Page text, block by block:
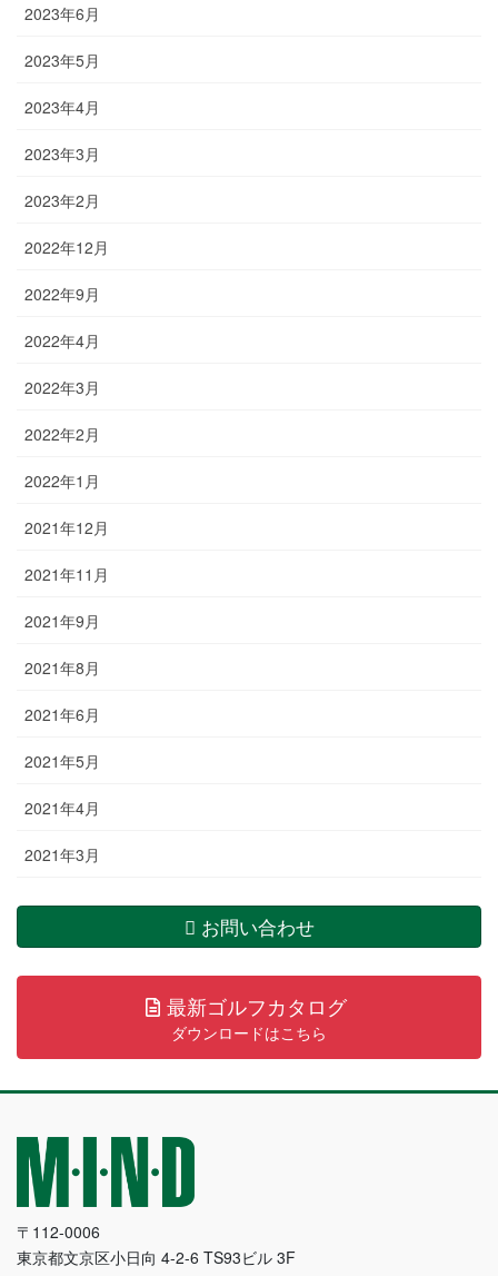
2023年6月
2023年5月
2023年4月
2023年3月
2023年2月
2022年12月
2022年9月
2022年4月
2022年3月
2022年2月
2022年1月
2021年12月
2021年11月
2021年9月
2021年8月
2021年6月
2021年5月
2021年4月
2021年3月
お問い合わせ
最新ゴルフカタログ
ダウンロードはこちら
〒112-0006
東京都文京区小日向 4-2-6 TS93ビル 3F